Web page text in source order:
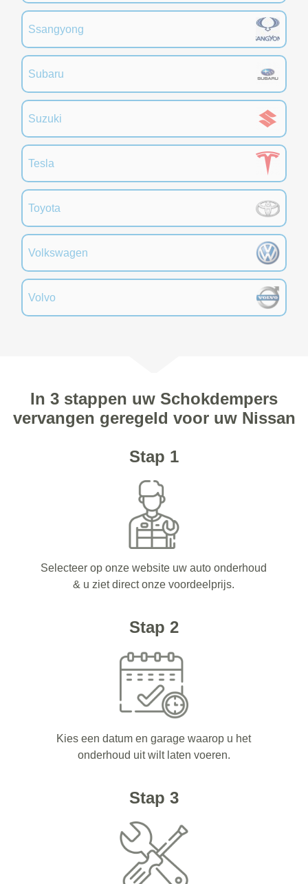
Ssangyong
Subaru
Suzuki
Tesla
Toyota
Volkswagen
Volvo
In 3 stappen uw Schokdempers
vervangen geregeld voor uw Nissan
Stap 1
Selecteer op onze website uw auto onderhoud
& u ziet direct onze voordeelprijs.
Stap 2
Kies een datum en garage waarop u het
onderhoud uit wilt laten voeren.
Stap 3